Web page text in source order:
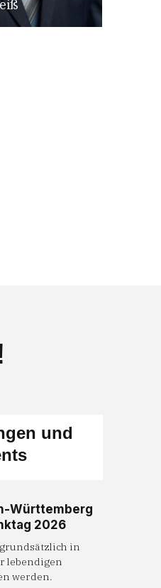
und
Württemberg
2026
in
lebendigen
werden.